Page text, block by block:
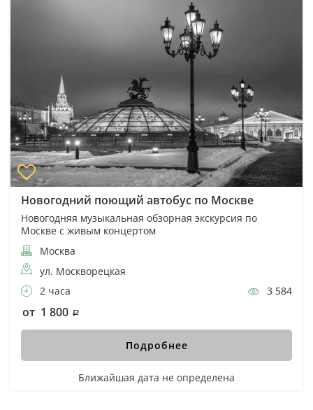
Новогодний поющий автобус по Москве
Новогодняя музыкальная обзорная экскурсия по
Москве с живым концертом
Москва
ул. Москворецкая
2 часа
3 584
от 1 800
Подробнее
Ближайшая дата не определена